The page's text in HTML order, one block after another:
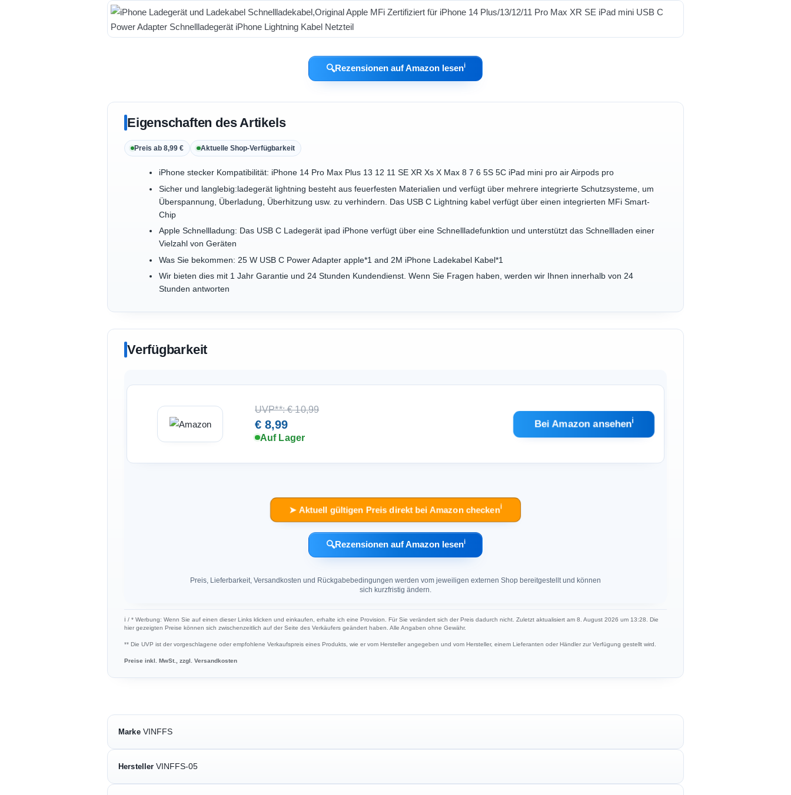
🔍Rezensionen auf Amazon lesenℹ︎
Eigenschaften des Artikels
Preis ab 8,99 € Aktuelle Shop-Verfügbarkeit
iPhone stecker Kompatibilität: iPhone 14 Pro Max Plus 13 12 11 SE XR Xs X Max 8 7 6 5S 5C iPad mini pro air Airpods pro
Sicher und langlebig:ladegerät lightning besteht aus feuerfesten Materialien und verfügt über mehrere integrierte Schutzsysteme, um
Überspannung, Überladung, Überhitzung usw. zu verhindern. Das USB C Lightning kabel verfügt über einen integrierten MFi Smart-
Chip
Apple Schnellladung: Das USB C Ladegerät ipad iPhone verfügt über eine Schnellladefunktion und unterstützt das Schnellladen einer
Vielzahl von Geräten
Was Sie bekommen: 25 W USB C Power Adapter apple*1 and 2M iPhone Ladekabel Kabel*1
Wir bieten dies mit 1 Jahr Garantie und 24 Stunden Kundendienst. Wenn Sie Fragen haben, werden wir Ihnen innerhalb von 24
Stunden antworten
Verfügbarkeit
UVP**: € 10,99
€ 8,99
Auf Lager
Bei Amazon ansehenℹ︎
➤ Aktuell gültigen Preis direkt bei Amazon checkenℹ︎
🔍Rezensionen auf Amazon lesenℹ︎
Preis, Lieferbarkeit, Versandkosten und Rückgabebedingungen werden vom jeweiligen externen Shop bereitgestellt und können
sich kurzfristig ändern.
ℹ︎ / * Werbung: Wenn Sie auf einen dieser Links klicken und einkaufen, erhalte ich eine Provision. Für Sie verändert sich der Preis dadurch nicht. Zuletzt aktualisiert am 8. August 2026 um 13:28. Die
hier gezeigten Preise können sich zwischenzeitlich auf der Seite des Verkäufers geändert haben. Alle Angaben ohne Gewähr.
** Die UVP ist der vorgeschlagene oder empfohlene Verkaufspreis eines Produkts, wie er vom Hersteller angegeben und vom Hersteller, einem Lieferanten oder Händler zur Verfügung gestellt wird.
Preise inkl. MwSt., zzgl. Versandkosten
Marke VINFFS
Hersteller VINFFS-05